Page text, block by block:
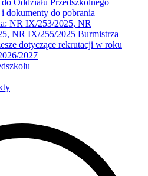
Oddziału Przedszkolnego
dokumenty do pobrania
NR IX/253/2025, NR
NR IX/255/2025 Burmistrza
dotyczące rekrutacji w roku
2027